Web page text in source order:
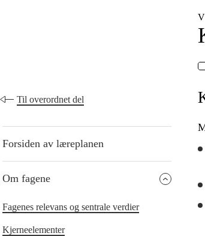
Til overordnet del
Forsiden av læreplanen
Om fagene
Fagenes relevans og sentrale verdier
Kjerneelementer